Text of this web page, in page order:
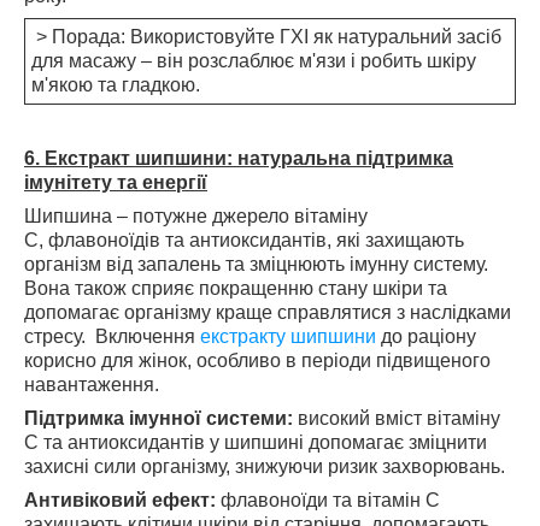
> Порада: Використовуйте ГХІ як натуральний засіб
для масажу – він розслаблює м'язи і робить шкіру
м'якою та гладкою.
6. Екстракт шипшини: натуральна підтримка
імунітету та енергії
Шипшина – потужне джерело вітаміну
C, флавоноїдів та антиоксидантів, які захищають
організм від запалень та зміцнюють імунну систему.
Вона також сприяє покращенню стану шкіри та
допомагає організму краще справлятися з наслідками
стресу. Включення екстракту шипшини до раціону
корисно для жінок, особливо в періоди підвищеного
навантаження.
Підтримка імунної системи: високий вміст вітаміну
C та антиоксидантів у шипшині допомагає зміцнити
захисні сили організму, знижуючи ризик захворювань.
Антивіковий ефект: флавоноїди та вітамін С